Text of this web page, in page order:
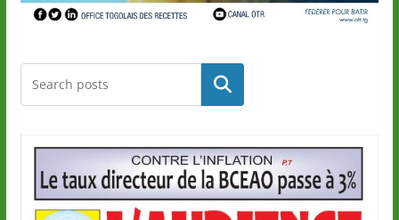
Rechercher